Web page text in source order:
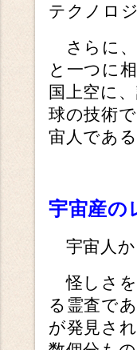
テクノロ
さらに、
と一つに
国上空に
球の技術
宙人であ
宇宙産の
宇宙人か
怪しさを
る霊査で
が発見さ